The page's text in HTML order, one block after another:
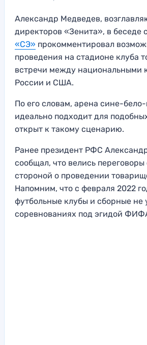
Александр Медведев,
директоров «Зенита», в беседе
«СЭ» прокомментировал
проведения на стадионе клуба
встречи между национальными
России и США.
По его словам, арена сине-
идеально подходит для
открыт к такому сценарию.
Ранее президент РФС
сообщал, что велись
стороной о проведении
Напомним, что с февраля 2022
футбольные клубы и сборные не
соревнованиях под эгидой